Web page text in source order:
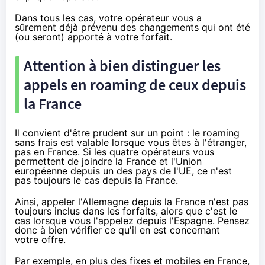
Dans tous les cas, votre opérateur vous a
sûrement déjà prévenu des changements qui ont été
(ou seront) apporté à votre forfait.
Attention à bien distinguer les
appels en roaming de ceux depuis
la France
Il convient d'être prudent sur un point : le roaming
sans frais est valable lorsque vous êtes à l'étranger,
pas en France. Si les quatre opérateurs vous
permettent de joindre la France et l'Union
européenne depuis un des pays de l'UE, ce n'est
pas toujours le cas depuis la France.
Ainsi, appeler l'Allemagne depuis la France n'est pas
toujours inclus dans les forfaits, alors que c'est le
cas lorsque vous l'appelez depuis l'Espagne. Pensez
donc à bien vérifier ce qu'il en est concernant
votre offre.
Par exemple, en plus des fixes et mobiles en France,